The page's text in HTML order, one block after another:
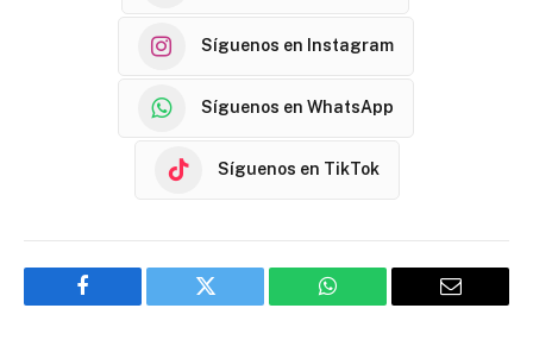
Síguenos en Instagram
Síguenos en WhatsApp
Síguenos en TikTok
Facebook Twitter WhatsApp Email